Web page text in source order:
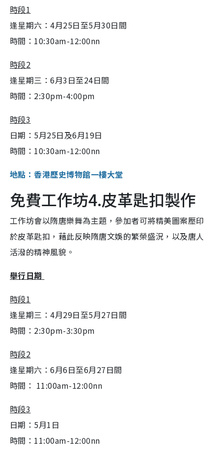
時段1
逢星期六：4月25日至5月30日間
時間：10:30am-12:00nn
時段2
逢星期三：6月3日至24日間
時間：2:30pm-4:00pm
時段3
日期：5月25日及6月19日
時間：10:30am-12:00nn
地點：香港歷史博物館一樓大堂
免費工作坊4.皮革匙扣製作
工作坊會以隋唐樂舞為主題，參加者可將精美圖案壓印
於皮革匙扣，藉此反映隋唐文娛的繁榮盛況，以及唐人
活潑的精神風貌。
舉行日期
時段1
逢星期三：4月29日至5月27日間
時間：2:30pm-3:30pm
時段2
逢星期六：6月6日至6月27日間
時間： 11:00am-12:00nn
時段3
日期：5月1日
時間：11:00am-12:00nn